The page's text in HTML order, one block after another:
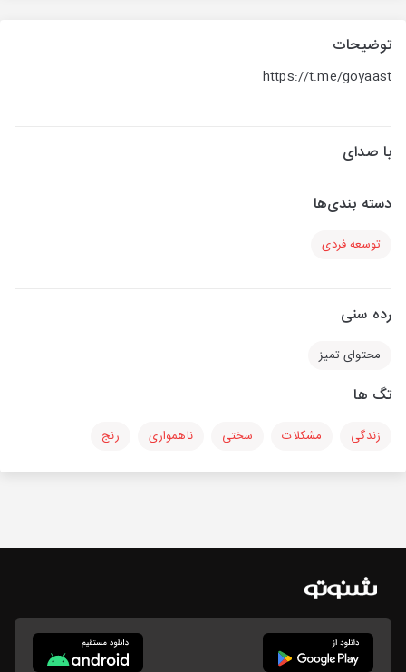
توضیحات
https://t.me/goyaast
با صدای
دسته بندی‌ها
توسعه فردی
رده سنی
محتوای تمیز
تگ ها
زندگی مشکلات سختی ناهمواری رنج